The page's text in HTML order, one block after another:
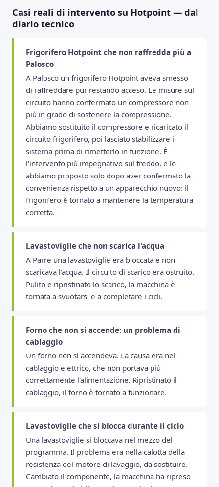
Casi reali di intervento su Hotpoint — dal
diario tecnico
Frigorifero Hotpoint che non raffredda più a
Palosco
A Palosco un frigorifero Hotpoint aveva smesso
di raffreddare pur restando acceso. Le misure sul
circuito hanno confermato un compressore non
più in grado di sostenere la compressione.
Abbiamo sostituito il compressore e ricaricato il
circuito frigorifero, poi lasciato stabilizzare il
sistema prima di rimetterlo in funzione. È
l'intervento più impegnativo sul freddo, e lo
abbiamo proposto solo dopo aver confermato la
convenienza rispetto a un apparecchio nuovo: il
frigorifero è tornato a mantenere la temperatura
corretta.
Lavastoviglie che non scarica l'acqua
A Parre una lavastoviglie era bloccata e non
scaricava l'acqua. Il circuito di scarico era ostruito.
Pulito e ripristinato lo scarico, la macchina è
tornata a svuotarsi e a completare i cicli.
Forno che non si accende: un problema di
cablaggio
Un forno non si accendeva. La causa era nel
cablaggio elettrico, che non portava più
correttamente l'alimentazione. Ripristinato il
cablaggio, il forno è tornato a funzionare.
Lavastoviglie che si blocca durante il ciclo
Una lavastoviglie si bloccava nel mezzo del
programma. Il problema era nella calotta della
resistenza del motore di lavaggio, da sostituire.
Cambiato il componente, la macchina ha ripreso